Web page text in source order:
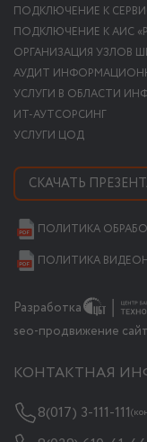
ПОДКЛЮЧЕНИЕ К
ПОДКЛЮЧЕНИЕ К АИС
ОРГАНИЗАЦИЯ УЗЛОВ
АУДИТ
УСЛУГИ В ОБЛАСТИ
ИТ-АУТСОРСИНГ
УСЛУГИ ЦОД
СКАЧАТЬ
ПОЛИТИКА
ПОЛИТИКА
Разработка
seo-продвижение
КОНТАКТНАЯ
8(017) 3-111-111